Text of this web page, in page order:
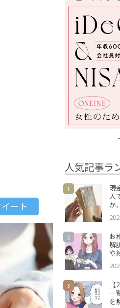
ート
人気記事ラ
1
現
入
か
2
お
解
や
3
一
を